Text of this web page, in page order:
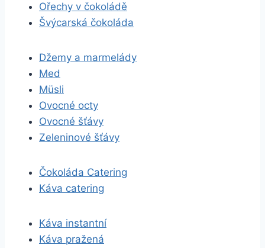
Ořechy v čokoládě
Švýcarská čokoláda
Džemy a marmelády
Med
Müsli
Ovocné octy
Ovocné šťávy
Zeleninové šťávy
Čokoláda Catering
Káva catering
Káva instantní
Káva pražená